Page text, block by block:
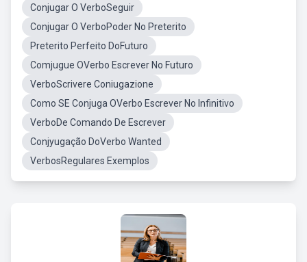
Conjugar O VerboSeguir
Conjugar O VerboPoder No Preterito
Preterito Perfeito DoFuturo
Comjugue OVerbo Escrever No Futuro
VerboScrivere Coniugazione
Como SE Conjuga OVerbo Escrever No Infinitivo
VerboDe Comando De Escrever
Conjyugação DoVerbo Wanted
VerbosRegulares Exemplos